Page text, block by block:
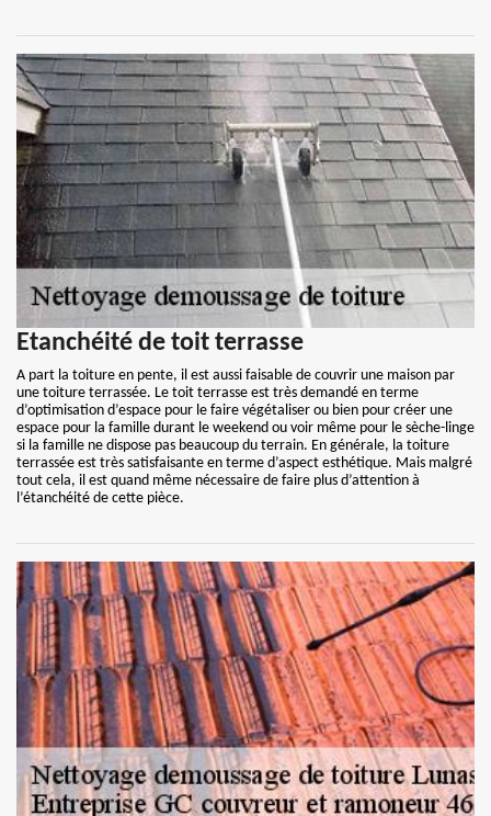
Etanchéité de toit terrasse
A part la toiture en pente, il est aussi faisable de couvrir une maison par
une toiture terrassée. Le toit terrasse est très demandé en terme
d’optimisation d’espace pour le faire végétaliser ou bien pour créer une
espace pour la famille durant le weekend ou voir même pour le sèche-linge
si la famille ne dispose pas beaucoup du terrain. En générale, la toiture
terrassée est très satisfaisante en terme d’aspect esthétique. Mais malgré
tout cela, il est quand même nécessaire de faire plus d’attention à
l’étanchéité de cette pièce.